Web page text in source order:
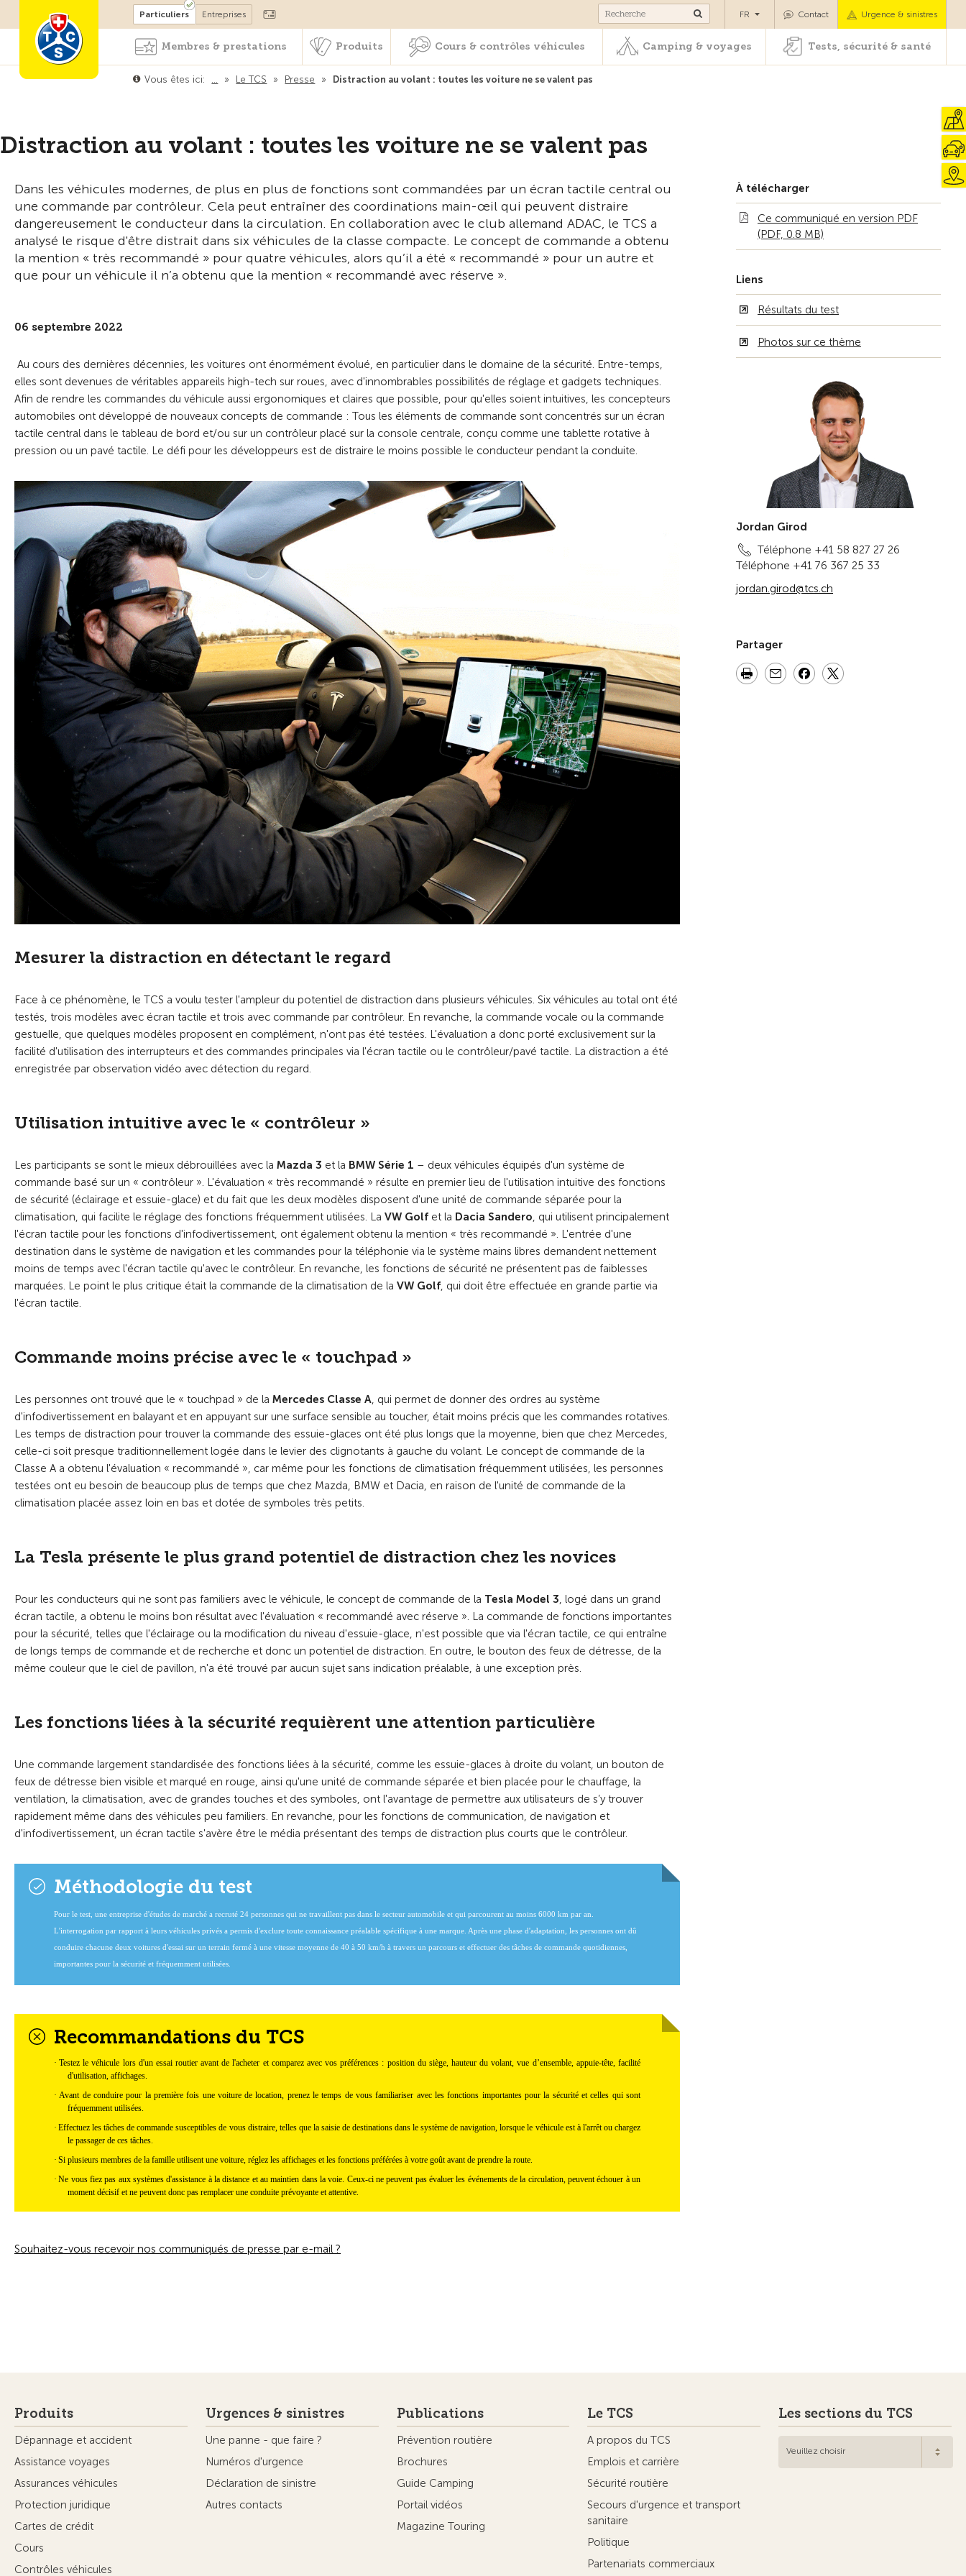
Devenir membre Cours & contrôles véhicules Camping & voyages Tests, sécurité & santé
Particuliers Entreprises Contact Urgence & sinistres
FR
Membres & prestations Produits Cours & contrôles véhicules Camping & voyages Tests, sécurité & santé
Vous êtes ici: … » Le TCS » Presse » Distraction au volant : toutes les voiture ne se valent pas
Distraction au volant : toutes les voiture ne se valent pas
Dans les véhicules modernes, de plus en plus de fonctions sont commandées par un écran tactile central ou
une commande par contrôleur. Cela peut entraîner des coordinations main-œil qui peuvent distraire
dangereusement le conducteur dans la circulation. En collaboration avec le club allemand ADAC, le TCS a
analysé le risque d'être distrait dans six véhicules de la classe compacte. Le concept de commande a obtenu
la mention « très recommandé » pour quatre véhicules, alors qu’il a été « recommandé » pour un autre et
que pour un véhicule il n’a obtenu que la mention « recommandé avec réserve ».
06 septembre 2022
Au cours des dernières décennies, les voitures ont énormément évolué, en particulier dans le domaine de la sécurité. Entre-temps,
elles sont devenues de véritables appareils high-tech sur roues, avec d'innombrables possibilités de réglage et gadgets techniques.
Afin de rendre les commandes du véhicule aussi ergonomiques et claires que possible, pour qu'elles soient intuitives, les concepteurs
automobiles ont développé de nouveaux concepts de commande : Tous les éléments de commande sont concentrés sur un écran
tactile central dans le tableau de bord et/ou sur un contrôleur placé sur la console centrale, conçu comme une tablette rotative à
pression ou un pavé tactile. Le défi pour les développeurs est de distraire le moins possible le conducteur pendant la conduite.
Mesurer la distraction en détectant le regard
Face à ce phénomène, le TCS a voulu tester l'ampleur du potentiel de distraction dans plusieurs véhicules. Six véhicules au total ont été
testés, trois modèles avec écran tactile et trois avec commande par contrôleur. En revanche, la commande vocale ou la commande
gestuelle, que quelques modèles proposent en complément, n'ont pas été testées. L'évaluation a donc porté exclusivement sur la
facilité d'utilisation des interrupteurs et des commandes principales via l'écran tactile ou le contrôleur/pavé tactile. La distraction a été
enregistrée par observation vidéo avec détection du regard.
Utilisation intuitive avec le « contrôleur »
Les participants se sont le mieux débrouillées avec la Mazda 3 et la BMW Série 1 – deux véhicules équipés d'un système de
commande basé sur un « contrôleur ». L'évaluation « très recommandé » résulte en premier lieu de l'utilisation intuitive des fonctions
de sécurité (éclairage et essuie-glace) et du fait que les deux modèles disposent d'une unité de commande séparée pour la
climatisation, qui facilite le réglage des fonctions fréquemment utilisées. La VW Golf et la Dacia Sandero, qui utilisent principalement
l'écran tactile pour les fonctions d'infodivertissement, ont également obtenu la mention « très recommandé ». L'entrée d'une
destination dans le système de navigation et les commandes pour la téléphonie via le système mains libres demandent nettement
moins de temps avec l'écran tactile qu'avec le contrôleur. En revanche, les fonctions de sécurité ne présentent pas de faiblesses
marquées. Le point le plus critique était la commande de la climatisation de la VW Golf, qui doit être effectuée en grande partie via
l'écran tactile.
Commande moins précise avec le « touchpad »
Les personnes ont trouvé que le « touchpad » de la Mercedes Classe A, qui permet de donner des ordres au système
d'infodivertissement en balayant et en appuyant sur une surface sensible au toucher, était moins précis que les commandes rotatives.
Les temps de distraction pour trouver la commande des essuie-glaces ont été plus longs que la moyenne, bien que chez Mercedes,
celle-ci soit presque traditionnellement logée dans le levier des clignotants à gauche du volant. Le concept de commande de la
Classe A a obtenu l'évaluation « recommandé », car même pour les fonctions de climatisation fréquemment utilisées, les personnes
testées ont eu besoin de beaucoup plus de temps que chez Mazda, BMW et Dacia, en raison de l'unité de commande de la
climatisation placée assez loin en bas et dotée de symboles très petits.
La Tesla présente le plus grand potentiel de distraction chez les novices
Pour les conducteurs qui ne sont pas familiers avec le véhicule, le concept de commande de la Tesla Model 3, logé dans un grand
écran tactile, a obtenu le moins bon résultat avec l'évaluation « recommandé avec réserve ». La commande de fonctions importantes
pour la sécurité, telles que l'éclairage ou la modification du niveau d'essuie-glace, n'est possible que via l'écran tactile, ce qui entraîne
de longs temps de commande et de recherche et donc un potentiel de distraction. En outre, le bouton des feux de détresse, de la
même couleur que le ciel de pavillon, n'a été trouvé par aucun sujet sans indication préalable, à une exception près.
Les fonctions liées à la sécurité requièrent une attention particulière
Une commande largement standardisée des fonctions liées à la sécurité, comme les essuie-glaces à droite du volant, un bouton de
feux de détresse bien visible et marqué en rouge, ainsi qu'une unité de commande séparée et bien placée pour le chauffage, la
ventilation, la climatisation, avec de grandes touches et des symboles, ont l'avantage de permettre aux utilisateurs de s’y trouver
rapidement même dans des véhicules peu familiers. En revanche, pour les fonctions de communication, de navigation et
d'infodivertissement, un écran tactile s'avère être le média présentant des temps de distraction plus courts que le contrôleur.
Méthodologie du test
Pour le test, une entreprise d'études de marché a recruté 24 personnes qui ne travaillent pas dans le secteur automobile et qui parcourent au moins 6000 km par an.
L'interrogation par rapport à leurs véhicules privés a permis d'exclure toute connaissance préalable spécifique à une marque. Après une phase d'adaptation, les personnes ont dû
conduire chacune deux voitures d'essai sur un terrain fermé à une vitesse moyenne de 40 à 50 km/h à travers un parcours et effectuer des tâches de commande quotidiennes,
importantes pour la sécurité et fréquemment utilisées.
Recommandations du TCS
· Testez le véhicule lors d'un essai routier avant de l'acheter et comparez avec vos préférences : position du siège, hauteur du volant, vue d’ensemble, appuie-tête, facilité
d'utilisation, affichages.
· Avant de conduire pour la première fois une voiture de location, prenez le temps de vous familiariser avec les fonctions importantes pour la sécurité et celles qui sont
fréquemment utilisées.
· Effectuez les tâches de commande susceptibles de vous distraire, telles que la saisie de destinations dans le système de navigation, lorsque le véhicule est à l'arrêt ou chargez
le passager de ces tâches.
· Si plusieurs membres de la famille utilisent une voiture, réglez les affichages et les fonctions préférées à votre goût avant de prendre la route.
· Ne vous fiez pas aux systèmes d'assistance à la distance et au maintien dans la voie. Ceux-ci ne peuvent pas évaluer les événements de la circulation, peuvent échouer à un
moment décisif et ne peuvent donc pas remplacer une conduite prévoyante et attentive.
Souhaitez-vous recevoir nos communiqués de presse par e-mail ?
À télécharger
Ce communiqué en version PDF
(PDF, 0.8 MB)
Liens
Résultats du test
Photos sur ce thème
Jordan Girod
Téléphone +41 58 827 27 26
Téléphone +41 76 367 25 33
jordan.girod@tcs.ch
Partager
Produits
Dépannage et accident
Assistance voyages
Assurances véhicules
Protection juridique
Cartes de crédit
Cours
Contrôles véhicules
Urgences & sinistres
Une panne - que faire ?
Numéros d'urgence
Déclaration de sinistre
Autres contacts
Publications
Prévention routière
Brochures
Guide Camping
Portail vidéos
Magazine Touring
Le TCS
A propos du TCS
Emplois et carrière
Sécurité routière
Secours d'urgence et transport
sanitaire
Politique
Partenariats commerciaux
Les sections du TCS
Veuillez choisir